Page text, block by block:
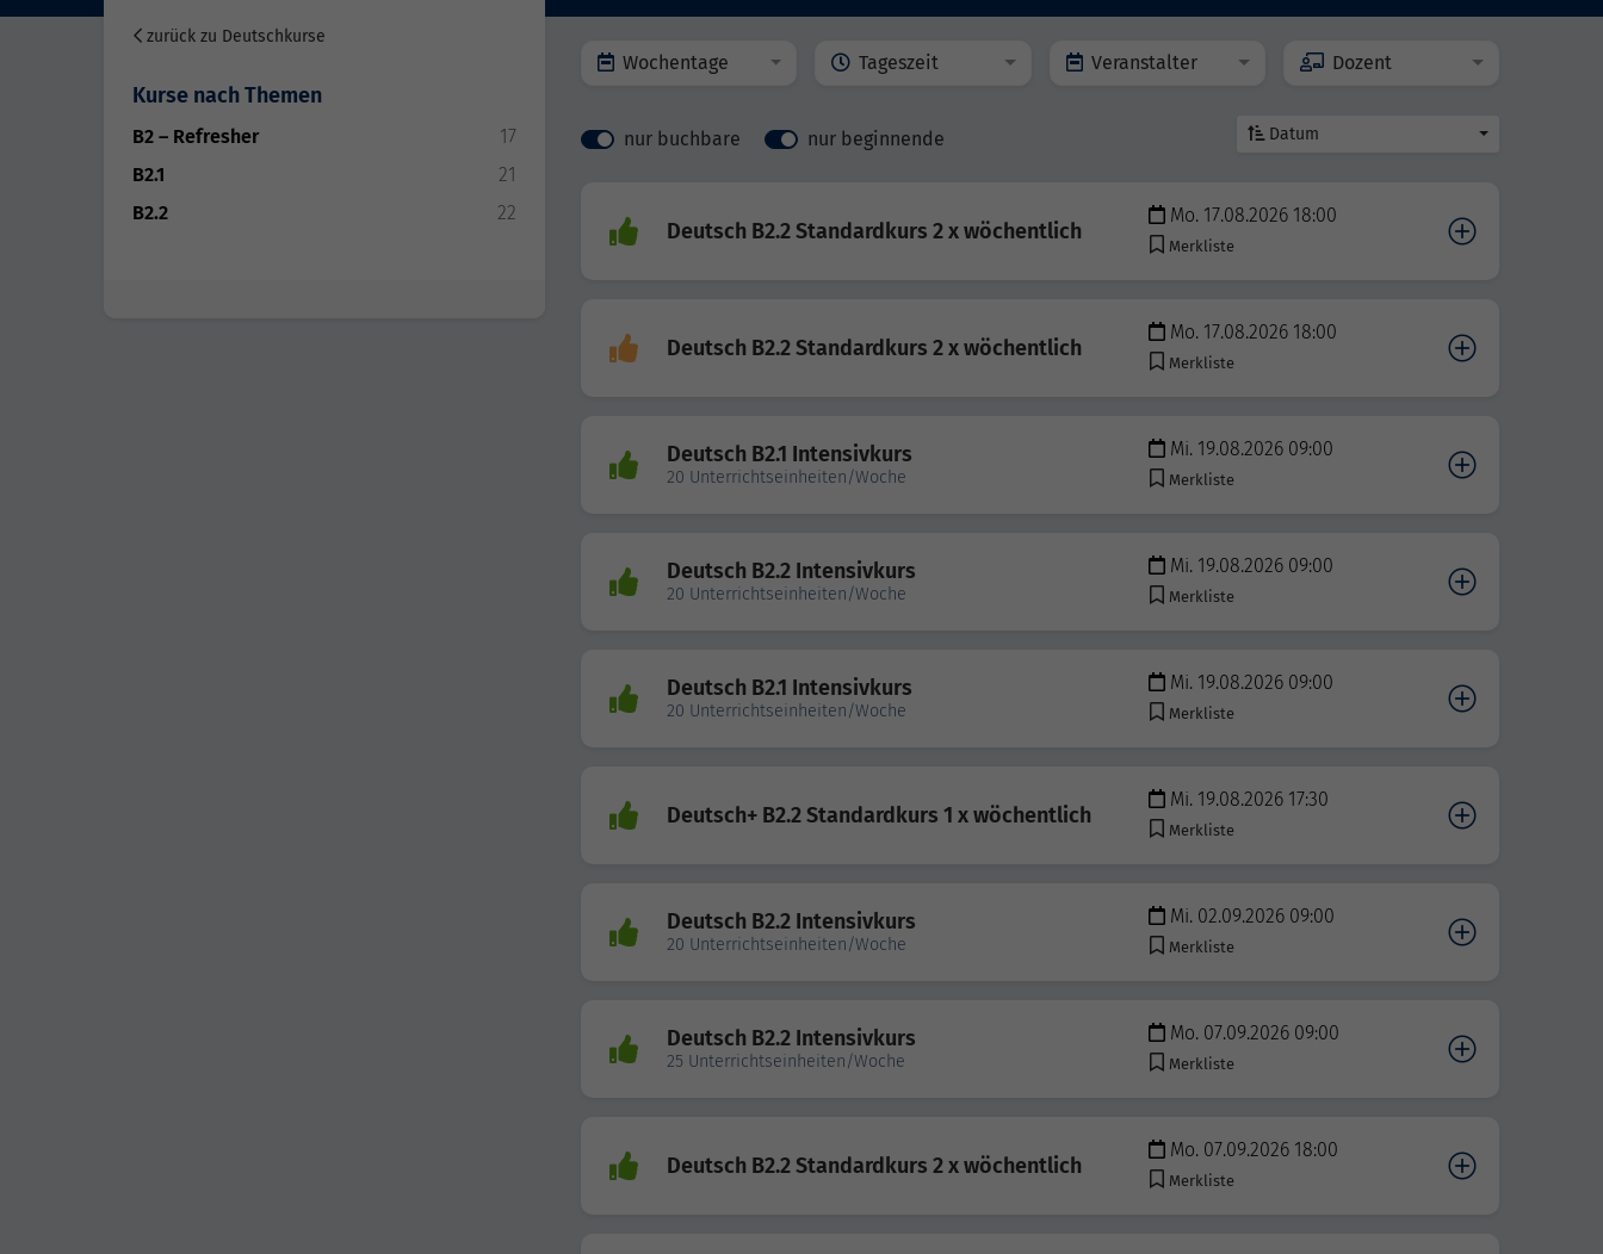
zurück zu Deutschkurse
Kurse nach Themen
B2 – Refresher
17
B2.1
21
B2.2
22
Wochentage Tageszeit Veranstalter Dozent
nur buchbare nur beginnende Datum
Deutsch B2.2 Standardkurs 2 x wöchentlich
Mo. 17.08.2026 18:00
Merkliste
Deutsch B2.2 Standardkurs 2 x wöchentlich
Mo. 17.08.2026 18:00
Merkliste
Deutsch B2.1 Intensivkurs
20 Unterrichtseinheiten/Woche
Mi. 19.08.2026 09:00
Merkliste
Deutsch B2.2 Intensivkurs
20 Unterrichtseinheiten/Woche
Mi. 19.08.2026 09:00
Merkliste
Deutsch B2.1 Intensivkurs
20 Unterrichtseinheiten/Woche
Mi. 19.08.2026 09:00
Merkliste
Deutsch+ B2.2 Standardkurs 1 x wöchentlich
Mi. 19.08.2026 17:30
Merkliste
Deutsch B2.2 Intensivkurs
20 Unterrichtseinheiten/Woche
Mi. 02.09.2026 09:00
Merkliste
Deutsch B2.2 Intensivkurs
25 Unterrichtseinheiten/Woche
Mo. 07.09.2026 09:00
Merkliste
Deutsch B2.2 Standardkurs 2 x wöchentlich
Mo. 07.09.2026 18:00
Merkliste